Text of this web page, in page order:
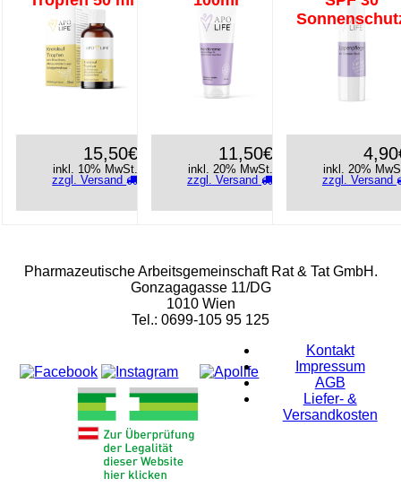
15,50€
inkl. 10% MwSt.
zzgl. Versand
11,50€
inkl. 20% MwSt.
zzgl. Versand
inkl. 20%
zzgl. Versand
Pharmazeutische Arbeitsgemeinschaft Rat & Tat GmbH.
Gonzagagasse 11/DG
1010 Wien
Tel.: 0699-105 95 125
Kontakt
Impressum
AGB
Liefer- &
Versandkosten